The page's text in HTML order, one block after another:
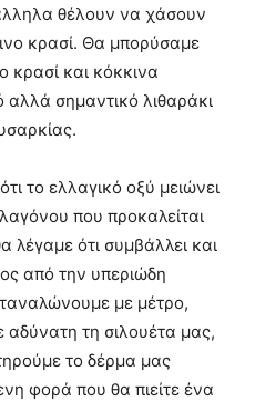
θέλουν να χάσουν
κρασί. Θα μπορύσαμε
κρασί και κόκκινα
σημαντικό λιθαράκι
το ελλαγικό οξύ μειώνει
που προκαλείται
λέγαμε ότι συμβάλλει και
από την υπεριώδη
με μέτρο,
αδύνατη τη σιλουέτα μας,
το δέρμα μας
φορά που θα πιείτε ένα